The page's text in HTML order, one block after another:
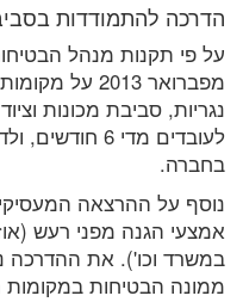
הדרכה להתמודדות
על פי תקנות מנהל
מפברואר
נגריות, סביבת מכונות
לעובדים מדי 6
בחברה.
נוסף על ההרצאה
אמצעי הגנה מפני רעש
במשרד וכו'). את ההדרכה
ממונה הבטיחות במקומות